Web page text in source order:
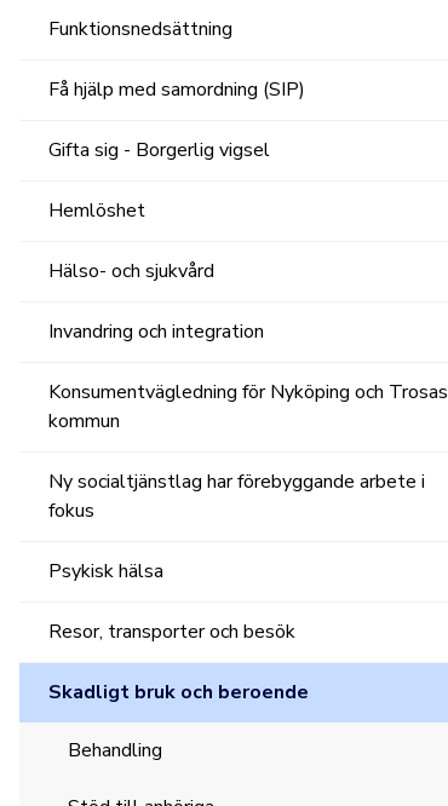
Funktionsnedsättning
Få hjälp med samordning (SIP)
Gifta sig - Borgerlig vigsel
Hemlöshet
Hälso- och sjukvård
Invandring och integration
Konsumentvägledning för Nyköping och Trosas
kommun
Ny socialtjänstlag har förebyggande arbete i
fokus
Psykisk hälsa
Resor, transporter och besök
Skadligt bruk och beroende
Behandling